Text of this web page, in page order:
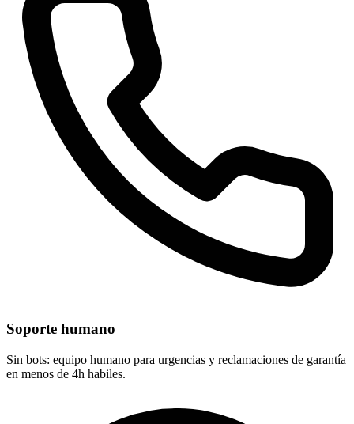
Soporte humano
Sin bots: equipo humano para urgencias y reclamaciones de garantía
en menos de 4h habiles.